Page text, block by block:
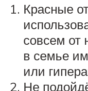
Красные
совсем от
в семье
или
Не